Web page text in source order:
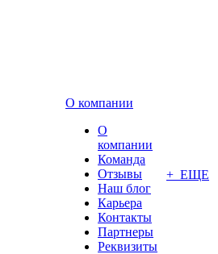
О компании
О
компании
Команда
Отзывы
Наш блог
Карьера
Контакты
Партнеры
Реквизиты
+ ЕЩЕ